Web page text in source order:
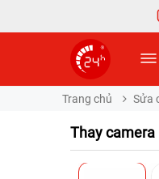
Trang chủ Sửa
Thay camera